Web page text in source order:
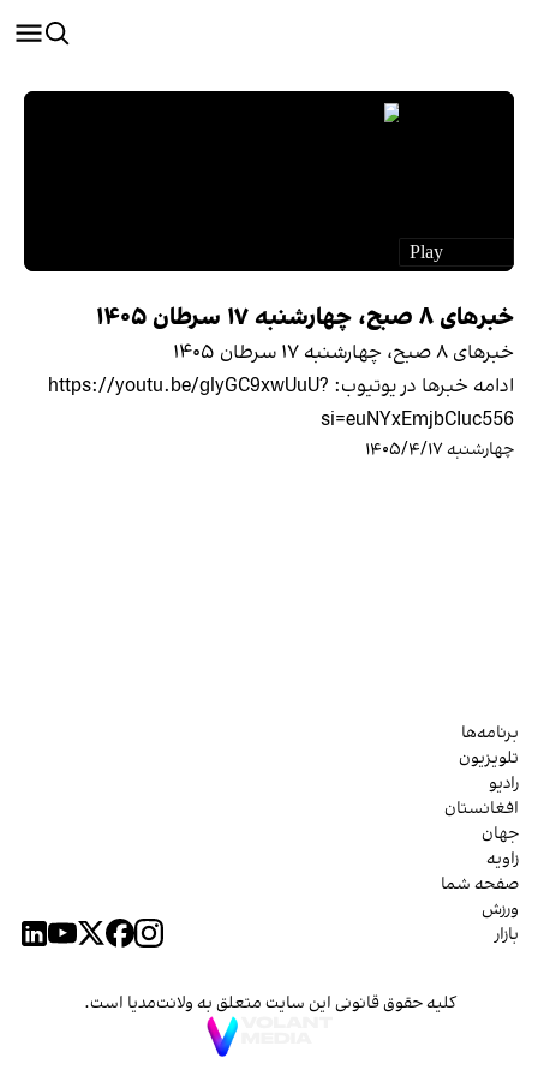
خبرهای ۸ صبح، چهارشنبه ۱۷ سرطان ۱۴۰۵
خبرهای ۸ صبح، چهارشنبه ۱۷ سرطان ۱۴۰۵
ادامه خبرها در یوتیوب: https://youtu.be/glyGC9xwUuU?
si=euNYxEmjbCIuc556
چهارشنبه ۱۴۰۵/۴/۱۷
برنامه‌ها
تلویزیون
رادیو
افغانستان
جهان
زاویه
صفحه شما
ورزش
بازار
کلیه حقوق قانونی این سایت متعلق به ولانت‌مدیا است.